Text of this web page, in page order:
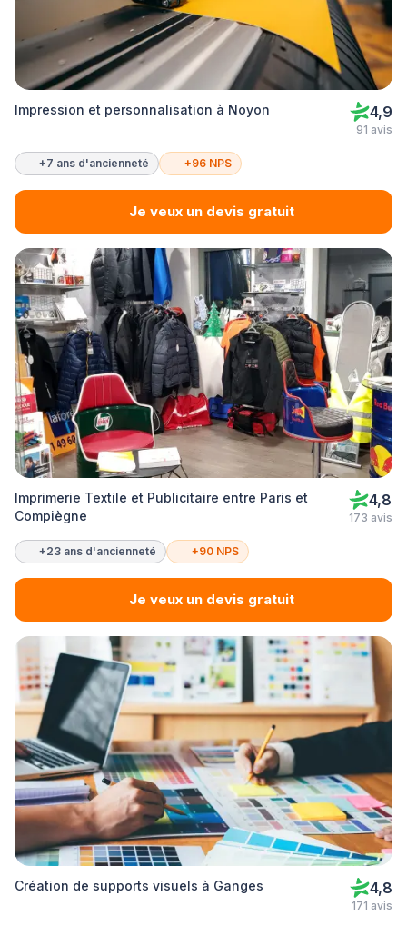
Impression et personnalisation à Noyon 4,9
91 avis
+7 ans d'ancienneté +96 NPS
Je veux un devis gratuit
Imprimerie Textile et Publicitaire entre Paris et
Compiègne
4,8
173 avis
+23 ans d'ancienneté +90 NPS
Je veux un devis gratuit
Création de supports visuels à Ganges 4,8
171 avis